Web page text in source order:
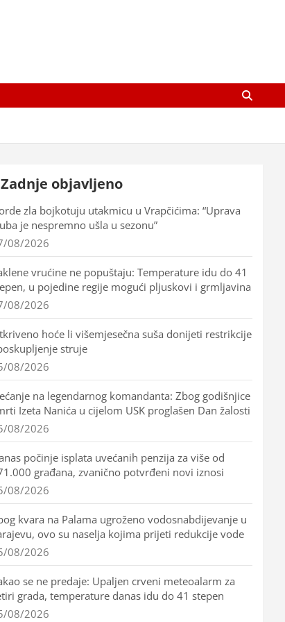
Zadnje objavljeno
zla bojkotuju utakmicu u Vrapčićima: “Uprava
je nespremno ušla u sezonu”
08/2026
vrućine ne popuštaju: Temperature idu do 41
u pojedine regije mogući pljuskovi i grmljavina
08/2026
hoće li višemjesečna suša donijeti restrikcije
struje
08/2026
na legendarnog komandanta: Zbog godišnjice
Izeta Nanića u cijelom USK proglašen Dan žalosti
08/2026
počinje isplata uvećanih penzija za više od
građana, zvanično potvrđeni novi iznosi
08/2026
kvara na Palama ugroženo vodosnabdijevanje u
ovo su naselja kojima prijeti redukcije vode
08/2026
se ne predaje: Upaljen crveni meteoalarm za
grada, temperature danas idu do 41 stepen
08/2026